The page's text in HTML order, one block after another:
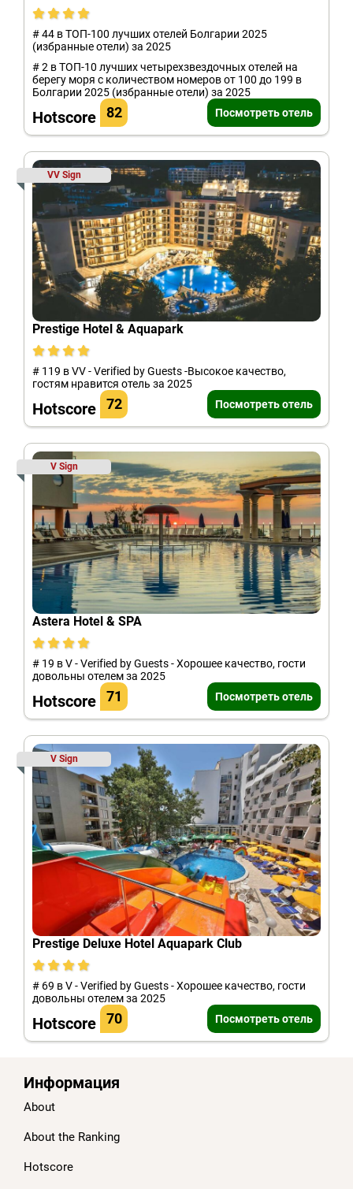
# 44 в ТОП-100 лучших отелей Болгарии 2025
(избранные отели) за 2025
# 2 в ТОП-10 лучших четырехзвездочных отелей на
берегу моря с количеством номеров от 100 до 199 в
Болгарии 2025 (избранные отели) за 2025
Hotscore 82 Посмотреть отель
VV Sign
Prestige Hotel & Aquapark
# 119 в VV - Verified by Guests -Высокое качество,
гостям нравится отель за 2025
Hotscore 72 Посмотреть отель
V Sign
Astera Hotel & SPA
# 19 в V - Verified by Guests - Хорошее качество, гости
довольны отелем за 2025
Hotscore 71 Посмотреть отель
V Sign
Prestige Deluxe Hotel Aquapark Club
# 69 в V - Verified by Guests - Хорошее качество, гости
довольны отелем за 2025
Hotscore 70 Посмотреть отель
Информация
About
About the Ranking
Hotscore